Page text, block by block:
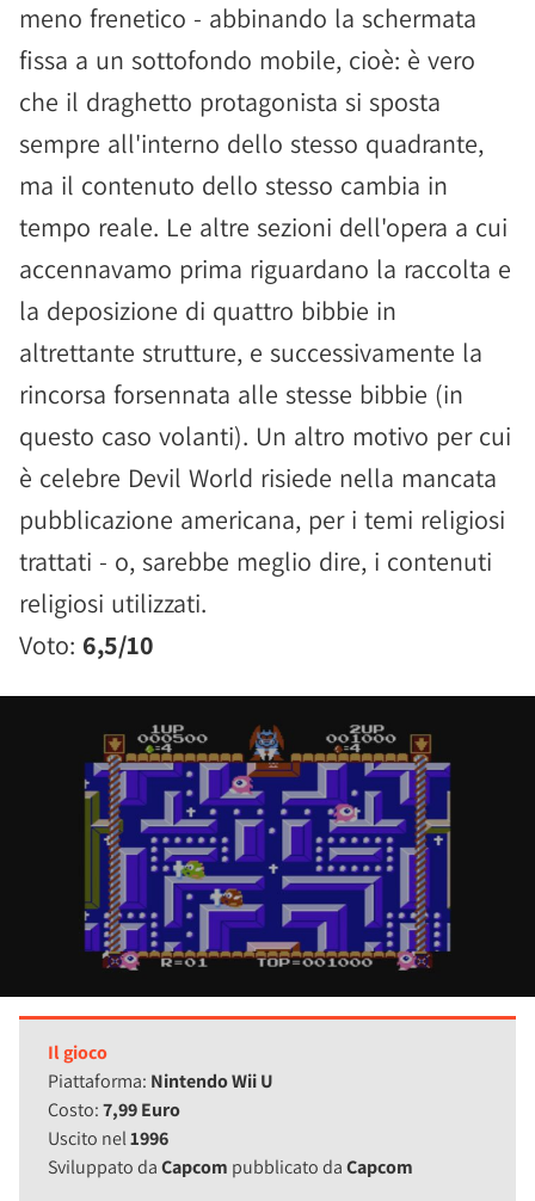
meno frenetico - abbinando la schermata
fissa a un sottofondo mobile, cioè: è vero
che il draghetto protagonista si sposta
sempre all'interno dello stesso quadrante,
ma il contenuto dello stesso cambia in
tempo reale. Le altre sezioni dell'opera a cui
accennavamo prima riguardano la raccolta e
la deposizione di quattro bibbie in
altrettante strutture, e successivamente la
rincorsa forsennata alle stesse bibbie (in
questo caso volanti). Un altro motivo per cui
è celebre Devil World risiede nella mancata
pubblicazione americana, per i temi religiosi
trattati - o, sarebbe meglio dire, i contenuti
religiosi utilizzati.
Voto: 6,5/10
Il gioco
Piattaforma: Nintendo Wii U
Costo:7,99 Euro
Uscito nel1996
Sviluppato daCapcom pubblicato daCapcom